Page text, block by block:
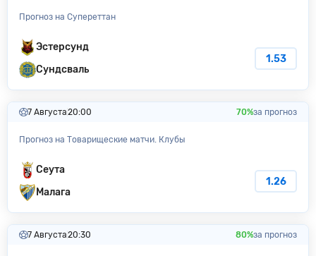
Прогноз на Супереттан
Эстерсунд
Сундсваль
1.53
7 Августа20:00 70%за прогноз
Прогноз на Товарищеские матчи. Клубы
Сеута
Малага
1.26
7 Августа20:30 80%за прогноз